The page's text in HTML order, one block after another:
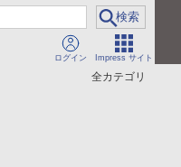
ログイン Impress サイト
全カテゴリ